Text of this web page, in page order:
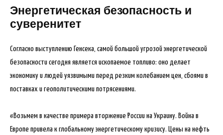
Энергетическая безопасность и
суверенитет
Согласно выступлению Генсека, самой большой угрозой энергетической
безопасности сегодня является ископаемое топливо: оно делает
экономику и людей уязвимыми перед резким колебанием цен, сбоями в
поставках и геополитическими потрясениями.
«Возьмем в качестве примера вторжение России на Украину. Война в
Европе привела к глобальному энергетическому кризису. Цены на нефть